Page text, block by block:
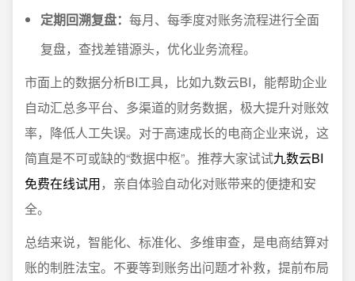
定期回溯复盘： 每月、每季度对账务流程进行全面
复盘，查找差错源头，优化业务流程。
市面上的数据分析BI工具，比如九数云BI，能帮助企业
自动汇总多平台、多渠道的财务数据，极大提升对账效
率，降低人工失误。对于高速成长的电商企业来说，这
简直是不可或缺的“数据中枢”。推荐大家试试九数云BI
免费在线试用，亲自体验自动化对账带来的便捷和安
全。
总结来说，智能化、标准化、多维审查，是电商结算对
账的制胜法宝。不要等到账务出问题才补救，提前布局